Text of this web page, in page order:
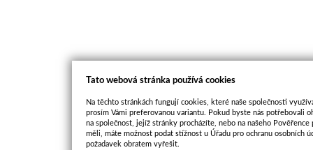
Tato webová stránka používá cookies
Na těchto stránkách fungují cookies, které naše společnosti
prosím Vámi preferovanou variantu. Pokud byste nás potřebovali
na společnost, jejíž stránky procházíte, nebo na našeho
měli, máte možnost podat stížnost u Úřadu pro ochranu osobních
požadavek obratem vyřešit.